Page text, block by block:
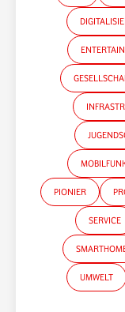
PIONIER
SERVICE
UMWELT